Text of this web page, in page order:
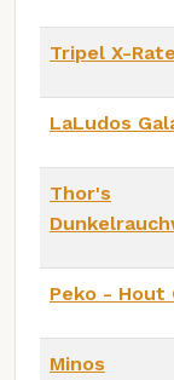
Tripel X-
LaLudos
Thor's
Peko - Hout
Minos